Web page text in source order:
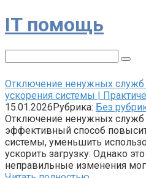
Перейти
кIT помощь
Отключение ненужных служб
ускорения системы |
15.01.2026Рубрика: Без
Отключение ненужных служб
эффективный способ
системы, уменьшить
ускорить загрузку. Однако
неправильные изменения